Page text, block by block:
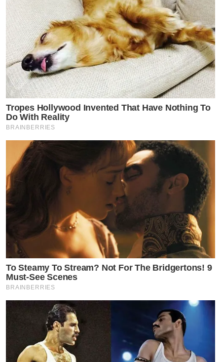
Tropes Hollywood Invented That Have Nothing To
Do With Reality
BRAINBERRIES
To Steamy To Stream? Not For The Bridgertons! 9
Must-See Scenes
BRAINBERRIES